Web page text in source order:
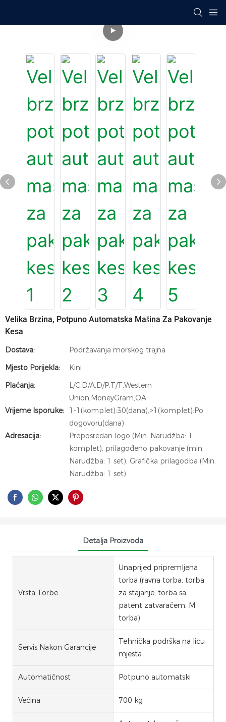
Velika Brzina, Potpuno Automatska Mašina Za Pakovanje
Kesa
Dostava:
Podržavanja morskog trajna
Mjesto Porijekla:
Kini
Plaćanja:
L/C,D/A,D/P,T/T,Western
Union,MoneyGram,OA
Vrijeme Isporuke:
1-1(komplet):30(dana),>1(komplet):Po
dogovoru(dana)
Adresacija:
Preposredan logo (Min. Narudžba: 1
komplet), prilagođeno pakovanje (min.
Narudžba: 1 set), Grafička prilagodba (Min.
Narudžba: 1 set)
Detalja Proizvoda
Vrsta Torbe
Unaprijed pripremljena
torba (ravna torba, torba
za stajanje, torba sa
patent zatvaračem, M
torba)
Servis Nakon Garancije
Tehnička podrška na licu
mjesta
Automatičnost Potpuno automatski
Većina 700 kg